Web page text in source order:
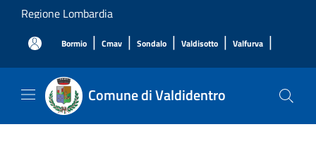
Salta al contenuto principale
Regione Lombardia
Bormio | Cmav | Sondalo | Valdisotto | Valfurva |
Comune di Valdidentro